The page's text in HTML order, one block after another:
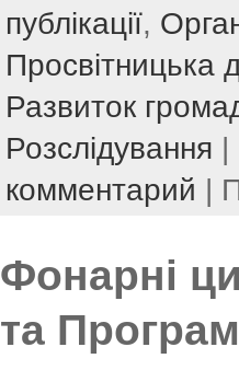
публікації,
Просвітницька
Развиток
Розслідування |
комментарий |
Фонарні
та Програм